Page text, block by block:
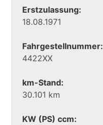
Erstzulassung:
18.08.1971
Fahrgestellnummer:
4422XX
km-Stand:
30.101 km
KW (PS) ccm: